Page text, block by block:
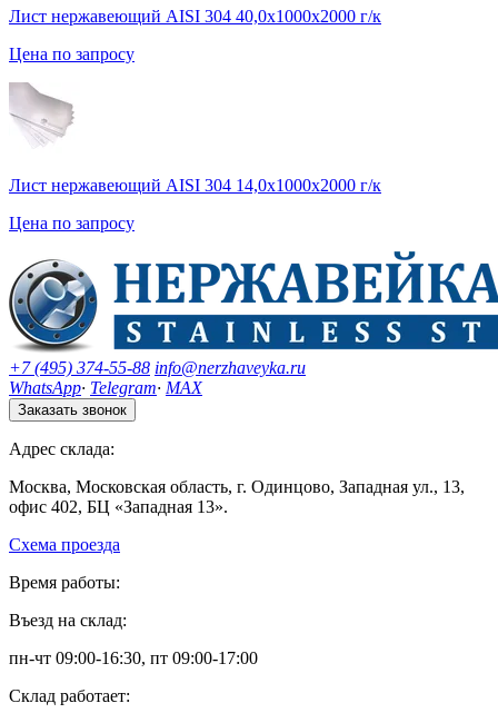
Лист нержавеющий AISI 304 40,0х1000х2000 г/к
Цена по запросу
Лист нержавеющий AISI 304 14,0х1000х2000 г/к
Цена по запросу
+7 (495) 374-55-88 info@nerzhaveyka.ru
WhatsApp· Telegram· MAX
Заказать звонок
Адрес склада:
Москва, Московская область, г. Одинцово, Западная ул., 13,
офис 402, БЦ «Западная 13».
Схема проезда
Время работы:
Въезд на склад:
пн-чт 09:00-16:30, пт 09:00-17:00
Склад работает: